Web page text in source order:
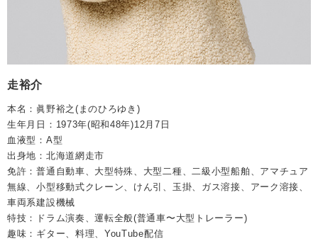
走裕介
本名：眞野裕之(まのひろゆき)
生年月日：1973年(昭和48年)12月7日
血液型：A型
出身地：北海道網走市
免許：普通自動車、大型特殊、大型二種、二級小型船舶、アマチュア
無線、小型移動式クレーン、けん引、玉掛、ガス溶接、アーク溶接、
車両系建設機械
特技：ドラム演奏、運転全般(普通車〜大型トレーラー)
趣味：ギター、料理、YouTube配信